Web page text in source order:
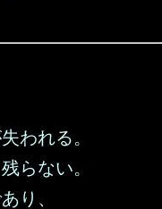
われる。
らない。
り、